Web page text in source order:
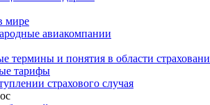
мире
авиакомпании
термины и понятия в области
тарифы
страхового случая